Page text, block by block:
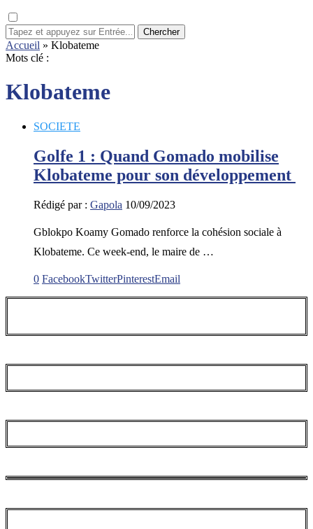
Chercher
Accueil » Klobateme
Mots clé :
Klobateme
SOCIETE
Golfe 1 : Quand Gomado mobilise
Klobateme pour son développement
Rédigé par : Gapola 10/09/2023
Gblokpo Koamy Gomado renforce la cohésion sociale à
Klobateme. Ce week-end, le maire de …
0 FacebookTwitterPinterestEmail